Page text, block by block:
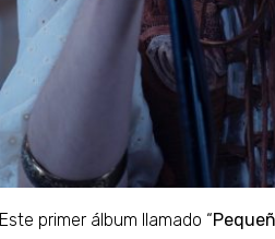
Este primer álbum llamado “